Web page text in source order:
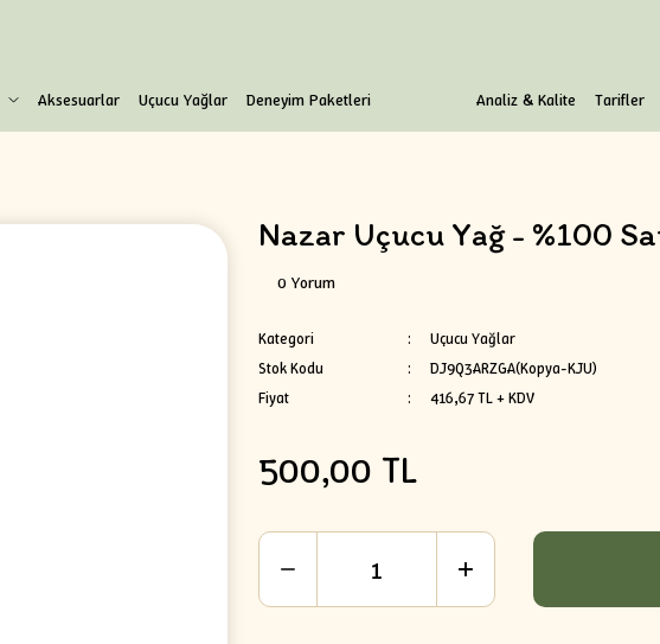
Aksesuarlar Uçucu Yağlar Deneyim Paketleri Analiz & Kalite Tarifler
Nazar Uçucu Yağ - %100
0 Yorum
Kategori
Uçucu Yağlar
Stok Kodu
DJ9Q3ARZGA(Kopya-KJU)
Fiyat
416,67 TL + KDV
500,00 TL